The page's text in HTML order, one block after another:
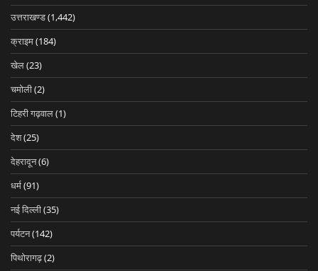
उत्तराखण्ड(1,442)
क्राइम(184)
खेल(23)
चमोली(2)
टिहरी गढ़वाल(1)
देश(25)
देहरादून(6)
धर्म(91)
नई दिल्ली(35)
पर्यटन(142)
पिथोरागढ़(2)